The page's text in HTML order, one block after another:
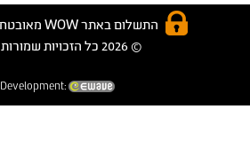
התשלום באתר WOW מאובטח בטכנולוגית SSL
© 2026 כל הזכויות שמורות
Development: